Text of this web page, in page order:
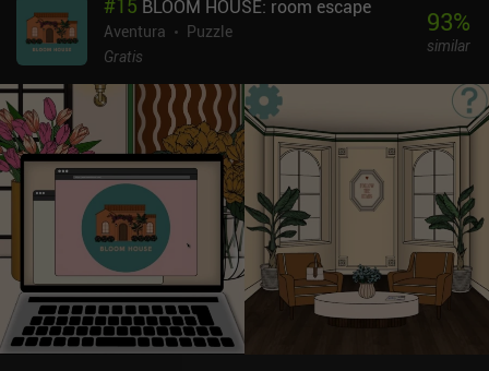
que nos ayudarán en nuestro viaje de una forma u otra. El mundo
semiabierto del juego nos permite volver a visitar zonas acabadas
para buscar secretos y tesoros ocultos. De hecho, yo lo hice
permiten acceder a lugares que antes estaban cerrados. A pesar de
su sencillez mecánica, el juego me atrajo por su simpático estilo
artístico, sus animaciones de alta calidad, sus cuidados efectos de
sonido y su disparatada historia, llena de personajes bobalicones
a los que resulta interesante seguir. Red's Kingdom es un juego
premium de 2,99 $ sin anuncios ni iAP. Es uno de esos juegos que
funcionan perfectamente en el móvil, así que si te gustan las
aventuras de rompecabezas no complejas pero desafiantes, no
puedes equivocarte con este.
#15 BLOOM HOUSE: room escape
Aventura
Puzzle
Gratis
93%
similar